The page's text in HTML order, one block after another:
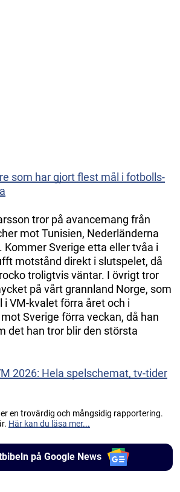
som har gjort flest mål i fotbolls-
tror på avancemang från
mot Tunisien, Nederländerna
Kommer Sverige etta eller tvåa i
motstånd direkt i slutspelet, då
troligtvis väntar. I övrigt tror
på vårt grannland Norge, som
i VM-kvalet förra året och i
Sverige förra veckan, då han
det han tror blir den största
2026: Hela spelschemat, tv-tider
en trovärdig och mångsidig rapportering.
Här kan du läsa mer...
på Google News